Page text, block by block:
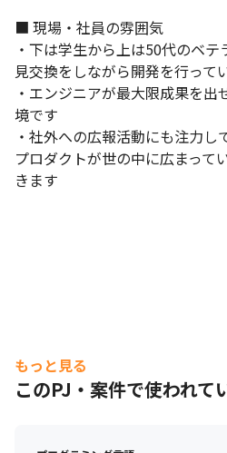
女性技術者も活躍しています。
■ 現場・社員の雰囲気
・下は学生から上は50代のベ
見交換をしながら開発を行って
・エンジニアが最大限成果を
境です
・社外への広報活動にも注力
プロダクトが世の中に広まって
きます
もっと見る
このPJ・案件で使われて